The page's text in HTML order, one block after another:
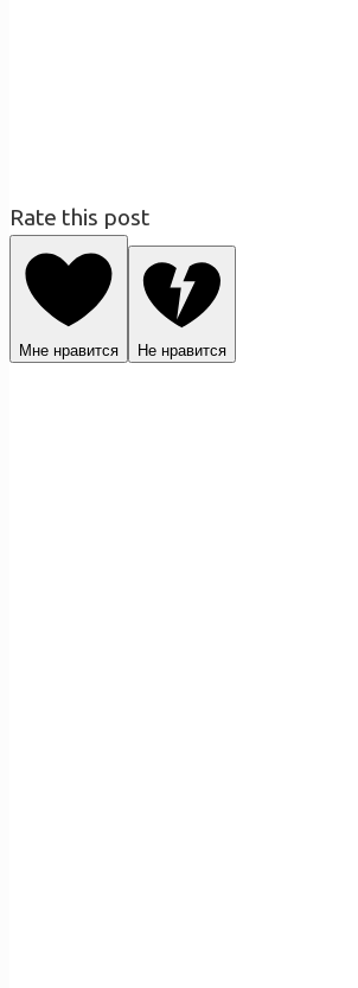
Rate this post
Мне нравится Не нравится